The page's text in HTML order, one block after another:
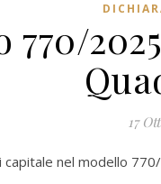
770/
17
nel modello